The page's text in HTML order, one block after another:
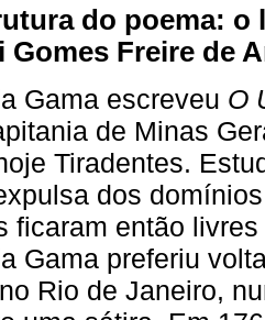
do poema: o
Gomes Freire de
Gama escreveu O
de Minas
Tiradentes.
dos
ficaram então
Gama preferiu
Rio de Janeiro,